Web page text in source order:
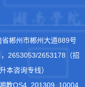
郴州市郴州大道889号
2653053/2653178（招
本咨询专线）
教QS4_201309_10004